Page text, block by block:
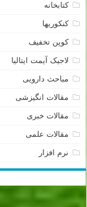
کتابخانه
کنکوریها
کوپن تخفیف
لاجیک آیمت ایتالیا
مباحث دارویی
مقالات انگیزشی
مقالات خبری
مقالات علمی
نرم افزار